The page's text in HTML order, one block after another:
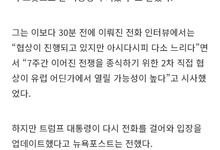
그는 이보다 30분 전에 이뤄진 전화 인터뷰에서는
“협상이 진행되고 있지만 아시다시피 다소 느리다”면
서 “7주간 이어진 전쟁을 종식하기 위한 2차 직접 협
상이 유럽 어딘가에서 열릴 가능성이 높다”고 시사했
었다.
하지만 트럼프 대통령이 다시 전화를 걸어와 입장을
업데이트했다고 뉴욕포스트는 전했다.